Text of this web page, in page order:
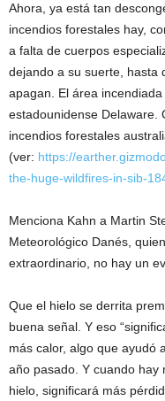
Ahora, ya está tan
incendios forestales hay,
a falta de cuerpos
dejando a su suerte, hasta
apagan. El área
estadounidense Delaware.
incendios forestales
(ver: https://
the-huge-wildfires-in-sib-
Menciona Kahn a Martin
Meteorológico Danés,
extraordinario, no hay un
Que el hielo se derrita
buena señal. Y eso
más calor, algo que ayudó
año pasado. Y cuando hay
hielo, significará más